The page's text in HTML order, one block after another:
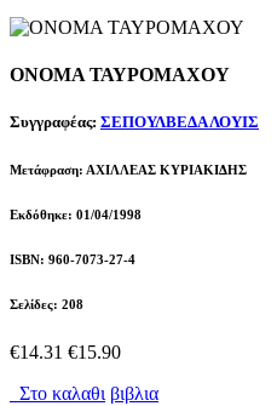
ΟΝΟΜΑ ΤΑΥΡΟΜΑΧΟΥ
Συγγραφέας: ΣΕΠΟΥΛΒΕΔΑ ΛΟΥΙΣ
Μετάφραση: ΑΧΙΛΛΕΑΣ ΚΥΡΙΑΚΙΔΗΣ
Εκδόθηκε: 01/04/1998
ISBN: 960-7073-27-4
Σελίδες: 208
€14.31 €15.90
Στο καλαθι βιβλια